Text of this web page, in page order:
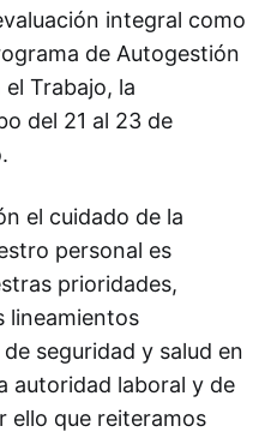
integral como
de Autogestión
Trabajo, la
del 21 al 23 de
el cuidado de la
personal es
prioridades,
lineamientos
seguridad y salud en
autoridad laboral y de
ello que reiteramos